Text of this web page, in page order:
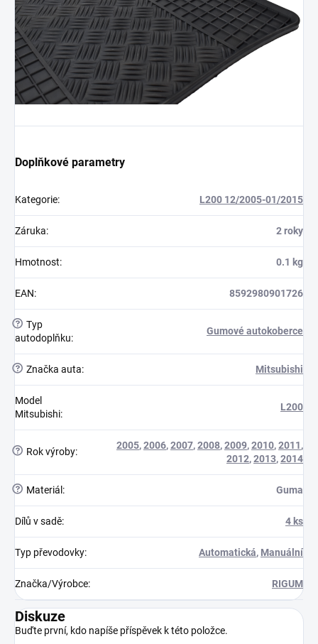
Doplňkové parametry
Kategorie: L200 12/2005-01/2015
Záruka: 2 roky
Hmotnost: 0.1 kg
EAN: 8592980901726
? Typ
autodoplňku:
Gumové autokoberce
? Značka auta: Mitsubishi
Model
Mitsubishi:
L200
? Rok výroby:
2005,2006,2007,2008,2009,2010,2011,
2012,2013,2014
? Materiál : Guma
Dílů v sadě: 4 ks
Typ převodovky: Automatická, Manuální
Značka/Výrobce: RIGUM
Diskuze
Buďte první, kdo napíše příspěvek k této položce.